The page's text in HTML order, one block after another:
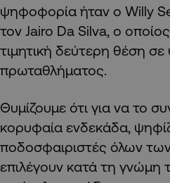
ψηφοφορία ήταν ο Willy
τον Jairo Da Silva, ο
τιμητική δεύτερη θέση
πρωταθλήματος.
Θυμίζουμε ότι για να το
κορυφαία ενδεκάδα,
ποδοσφαιριστές όλων
επιλέγουν κατά τη γνώμη